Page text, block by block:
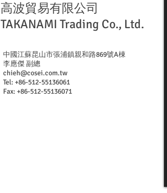
高波貿易有限公司
TAKANAMI Trading Co., Ltd.
中國江蘇昆山市張浦鎮親和路869號A棟
李應傑 副總
chieh@cosei.com.tw
Tel: +86-512-55136061
Fax: +86-512-55136071